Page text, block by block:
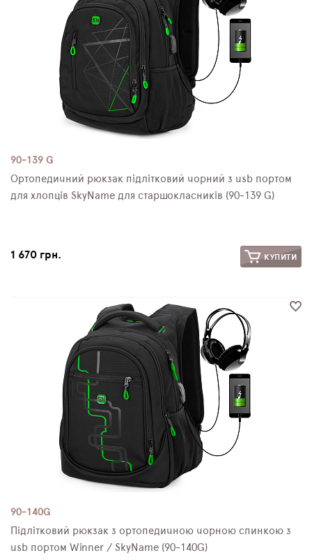
90-139 G
Ортопедичний рюкзак підлітковий чорний з usb портом
для хлопців SkyName для старшокласників (90-139 G)
1 670 грн. КУПИТИ
90-140G
Підлітковий рюкзак з ортопедичною чорною спинкою з
usb портом Winner / SkyName (90-140G)